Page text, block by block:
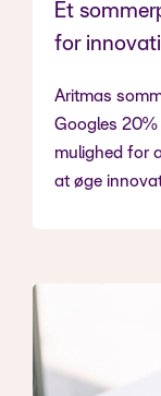
Et
for
Aritmas
Googles
mulighed for
at øge